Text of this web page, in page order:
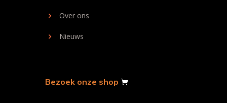
Over ons
Nieuws
Bezoek onze shop